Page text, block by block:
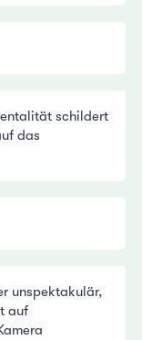
schildert
das
unspektakulär,
auf